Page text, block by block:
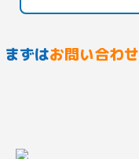
まずはお問い合わせ